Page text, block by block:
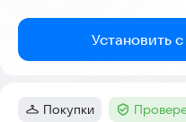
Установить
Категория:
Покупки Тег :